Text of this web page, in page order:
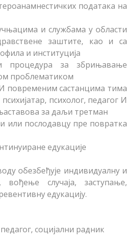
података на
и службама у области
заштите, као и са
и институција
процедура за збрињавање
проблематиком
повременим састанцима тима
психолог, педагог И
за даљи третман
или послодавцу пре повратка
едукације
обезбеђује индивидуалну и
вођење случаја, заступање,
едукацију.
социјални радник